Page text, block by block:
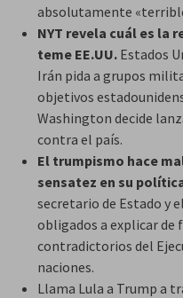
absolutamente
NYT revela cuál es la
teme EE.UU.Estados
Irán pida a grupos
objetivos
Washington decide
contra el país.
El trumpismo hace
sensatez en su
secretario de Estado y
obligados a explicar
contradictorios del
naciones.
Llama Lula a Trump a